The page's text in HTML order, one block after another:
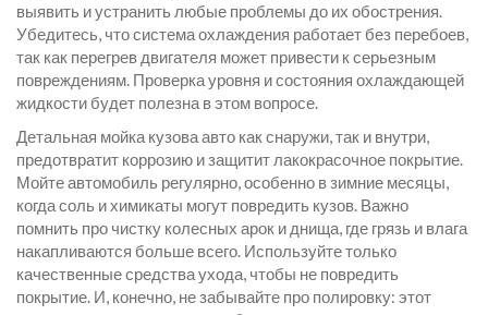
выявить и устранить любые проблемы до их обострения.
Убедитесь, что система охлаждения работает без перебоев,
так как перегрев двигателя может привести к серьезным
повреждениям. Проверка уровня и состояния охлаждающей
жидкости будет полезна в этом вопросе.
Детальная мойка кузова авто как снаружи, так и внутри,
предотвратит коррозию и защитит лакокрасочное покрытие.
Мойте автомобиль регулярно, особенно в зимние месяцы,
когда соль и химикаты могут повредить кузов. Важно
помнить про чистку колесных арок и днища, где грязь и влага
накапливаются больше всего. Используйте только
качественные средства ухода, чтобы не повредить
покрытие. И, конечно, не забывайте про полировку: этот